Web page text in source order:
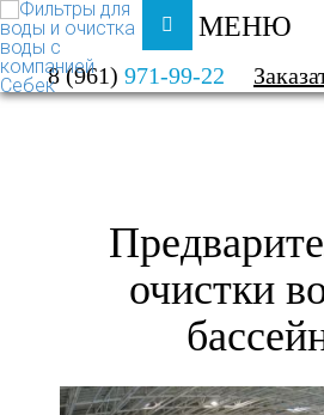
МЕНЮ
8 (961) 971-99-22
ФИЛЬТРЫ ДЛЯ ВОДЫ И
КАТАЛОГ
БАССЕЙН
очистки